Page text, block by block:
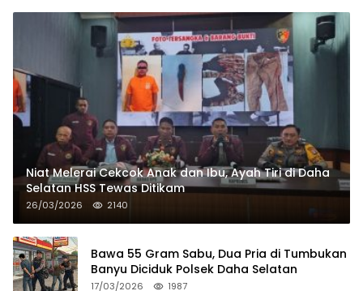
Niat Melerai Cekcok Anak dan Ibu, Ayah Tiri di Daha
Selatan HSS Tewas Ditikam
26/03/2026 2140
Bawa 55 Gram Sabu, Dua Pria di Tumbukan
Banyu Diciduk Polsek Daha Selatan
17/03/2026 1987